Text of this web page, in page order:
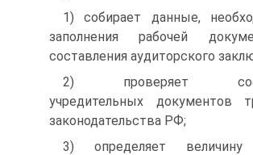
1) собирает данные,
заполнения рабочей
составления аудиторского
2) проверяет
учредительных документов
законодательства РФ;
3) определяет величину